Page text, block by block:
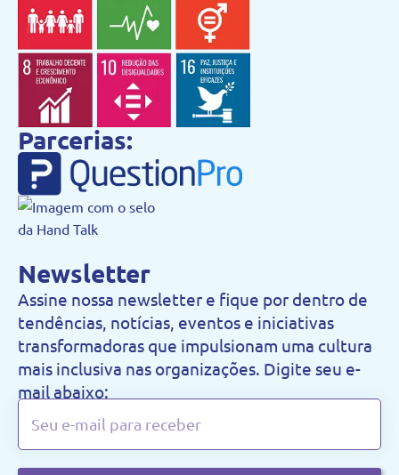
Parcerias:
Newsletter
Assine nossa newsletter e fique por dentro de
tendências, notícias, eventos e iniciativas
transformadoras que impulsionam uma cultura
mais inclusiva nas organizações. Digite seu e-
mail abaixo: